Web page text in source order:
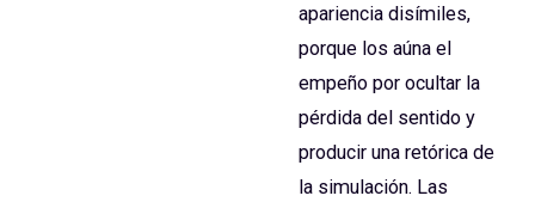
apariencia disímiles,
porque los aúna el
empeño por ocultar la
pérdida del sentido y
producir una retórica de
la simulación. Las